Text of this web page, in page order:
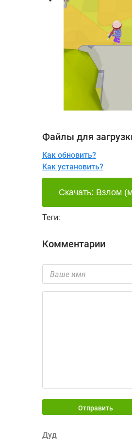
Файлы для
Как обновить?
Как установить?
Скачать: Взлом
Теги:
Комментарии
Отправить
Дуд